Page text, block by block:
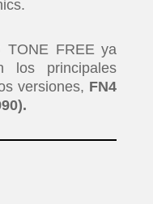
TONE FREE ya
los principales
versiones, FN4